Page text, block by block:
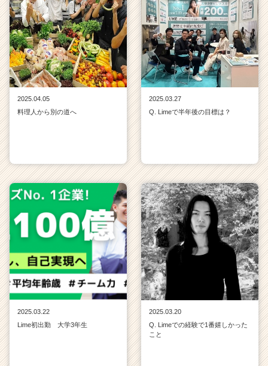
2025.04.05
料理人から別の道へ
2025.03.27
Q. Limeで半年後の目標は？
2025.03.22
Lime初出勤 大学3年生
2025.03.20
Q. Limeでの経験で1番嬉しかった
こと